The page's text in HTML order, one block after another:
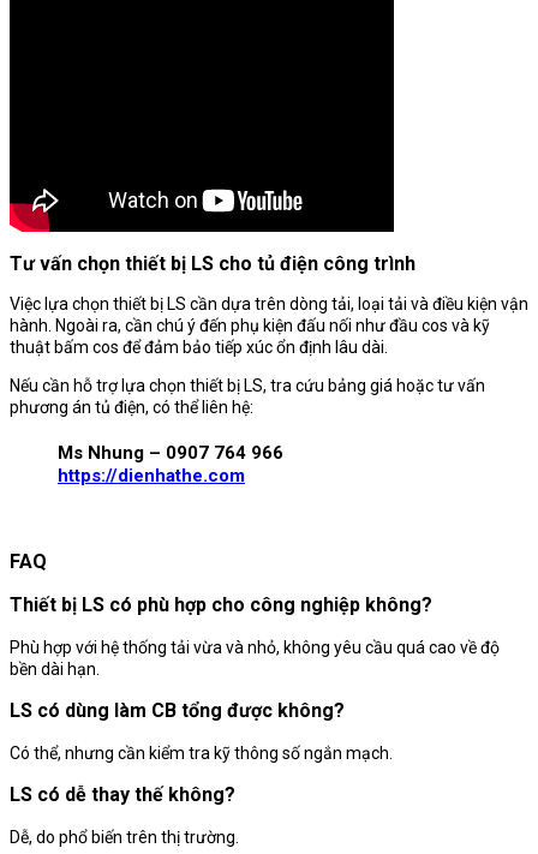
Tư vấn chọn thiết bị LS cho tủ điện công trình
Việc lựa chọn thiết bị LS cần dựa trên dòng tải, loại tải và điều kiện vận
hành. Ngoài ra, cần chú ý đến phụ kiện đấu nối như đầu cos và kỹ
thuật bấm cos để đảm bảo tiếp xúc ổn định lâu dài.
Nếu cần hỗ trợ lựa chọn thiết bị LS, tra cứu bảng giá hoặc tư vấn
phương án tủ điện, có thể liên hệ:
Ms Nhung – 0907 764 966
https://dienhathe.com
FAQ
Thiết bị LS có phù hợp cho công nghiệp không?
Phù hợp với hệ thống tải vừa và nhỏ, không yêu cầu quá cao về độ
bền dài hạn.
LS có dùng làm CB tổng được không?
Có thể, nhưng cần kiểm tra kỹ thông số ngắn mạch.
LS có dễ thay thế không?
Dễ, do phổ biến trên thị trường.